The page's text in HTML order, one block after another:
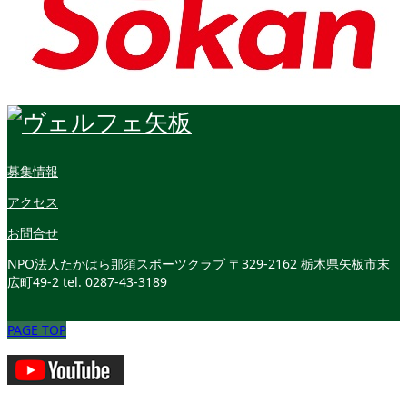
募集情報
アクセス
お問合せ
NPO法人たかはら那須スポーツクラブ 〒329-2162 栃木県矢板市末
広町49-2 tel. 0287-43-3189
PAGE TOP